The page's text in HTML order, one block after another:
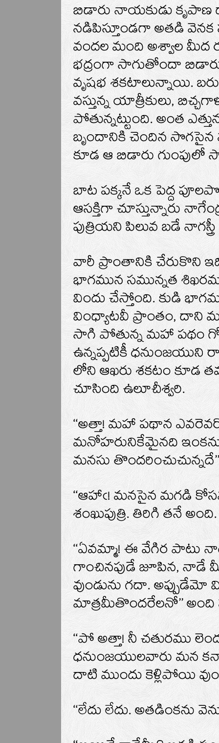
బిడారు నాయకుడు కృపాణ
నడిపిస్తూండగా అతడి వెనక
వందల మంది అశ్వాల మీద
భద్రంగా సాగుతోందా
వృషభ శకటాలున్నాయి.
వస్తున్న యాత్రీకులు,
పోతున్నట్టుంది. అంత
బృందానికి చెందిన సొగసైన
కూడ ఆ బిడారు
బాట పక్కనే ఒక పెద్ద
ఆసక్తిగా చూస్తున్నారు
పుత్రియని పిలువ బడే
వారీ ప్రాంతానికి చేరుకొని
భాగమున సమున్నత
విందు చేస్తోంది. కుడి
వింధ్యాటవీ ప్రాంతం, దాని
సాగి పోతున్న మహా పథం
ఉన్నప్పటికీ ధనుంజయుని
లోని ఆఖరు శకటం కూడ
చూసింది ఉలూచీశ్వరి.
‘‘అత్తా! మహా పథాన
మనోహరునికేమైనది
మనసు
‘‘ఆహాఁ! మనసైన మగడి
శంఖుపుత్రి. తిరిగి తనే అంది.
‘‘ఏవమ్మా! ఈ వేగిర పాటు
గాంచినపుడే జూపిన, నాడే
వుండును గదా. అప్పుడేమో
మాత్రమీతొందరేలనో’’
‘‘పో అత్తా! నీ చతురము
ధనుంజయులవారు మన
దాటి ముందు కెళ్లిపోయి
‘‘లేదు లేదు. అతడింకను